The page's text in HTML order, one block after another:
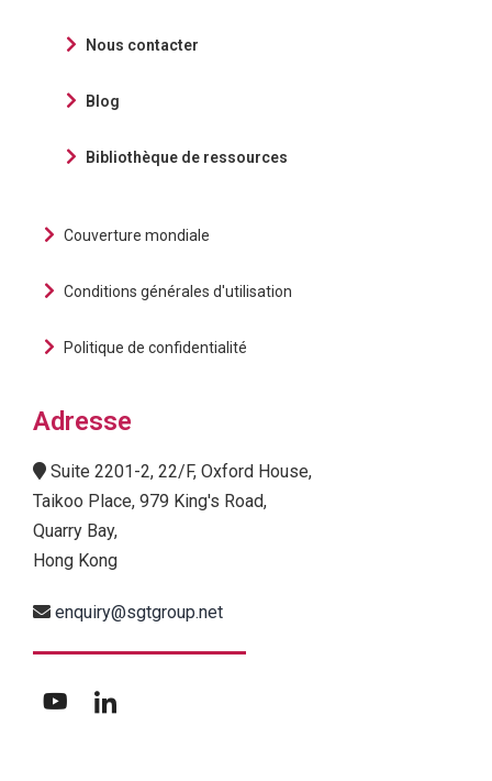
Nous contacter
Blog
Bibliothèque de ressources
Couverture mondiale
Conditions générales d'utilisation
Politique de confidentialité
Adresse
Suite 2201-2, 22/F, Oxford House,
Taikoo Place, 979 King's Road,
Quarry Bay,
Hong Kong
enquiry@sgtgroup.net